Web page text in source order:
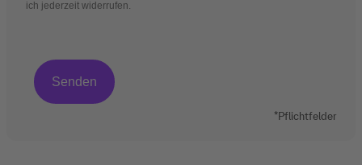
ich jederzeit widerrufen.
*Pflichtfelder